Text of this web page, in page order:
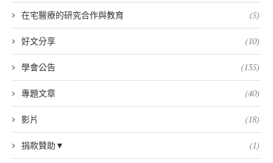
在宅醫療的研究合作與教育 (5)
好文分享 (10)
學會公告 (135)
專題文章 (40)
影片 (18)
捐款贊助▼ (1)